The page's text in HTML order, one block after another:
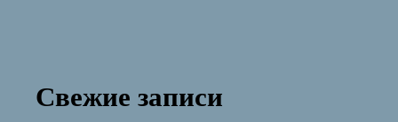
Свежие записи